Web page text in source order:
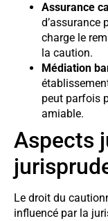
Assurance
d’assurance
charge le
la caution.
Médiation
peut parfois
amiable.
Aspects
Le droit du
influencé par la